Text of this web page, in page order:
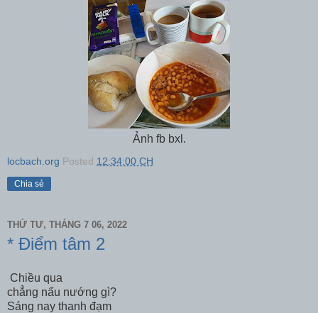
Ảnh fb bxl.
locbach.org Posted 12:34:00 CH
Chia sẻ
THỨ TƯ, THÁNG 7 06, 2022
* Điểm tâm 2
Chiều qua
chẳng nấu nướng gì?
Sáng nay thanh đạm